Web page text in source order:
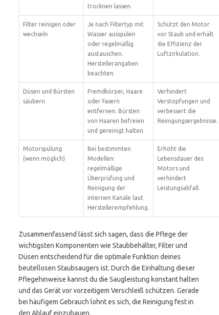
trocknen lassen.
Filter reinigen oder
wechseln
Je nach Filtertyp mit
Wasser ausspülen
oder regelmäßig
austauschen.
Herstellerangaben
beachten.
Schützt den Motor
vor Staub und erhält
die Effizienz der
Luftzirkulation.
Düsen und Bürsten
säubern
Fremdkörper, Haare
oder Fasern
entfernen. Bürsten
von Haaren befreien
und gereinigt halten.
Verhindert
Verstopfungen und
verbessert die
Reinigungsergebnisse.
Motorspülung
(wenn möglich)
Bei bestimmten
Modellen:
regelmäßige
Überprüfung und
Reinigung der
internen Kanäle laut
Herstellerempfehlung.
Erhöht die
Lebensdauer des
Motors und
verhindert
Leistungsabfall.
Zusammenfassend lässt sich sagen, dass die Pflege der
wichtigsten Komponenten wie Staubbehälter, Filter und
Düsen entscheidend für die optimale Funktion deines
beutellosen Staubsaugers ist. Durch die Einhaltung dieser
Pflegehinweise kannst du die Saugleistung konstant halten
und das Gerät vor vorzeitigem Verschleiß schützen. Gerade
bei häufigem Gebrauch lohnt es sich, die Reinigung fest in
den Ablauf einzubauen.